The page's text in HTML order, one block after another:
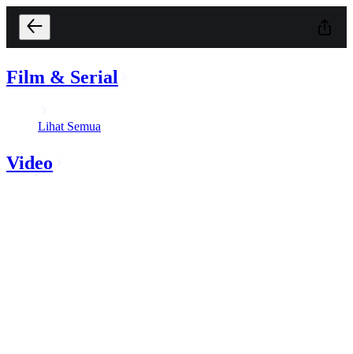
Film & Serial
Lihat Semua
Video